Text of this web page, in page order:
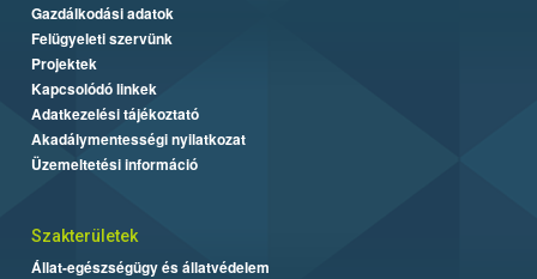
Gazdálkodási adatok
Felügyeleti szervünk
Projektek
Kapcsolódó linkek
Adatkezelési tájékoztató
Akadálymentességi nyilatkozat
Üzemeltetési információ
Szakterületek
Állat-egészségügy és állatvédelem